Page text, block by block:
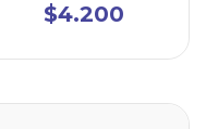
$4.200